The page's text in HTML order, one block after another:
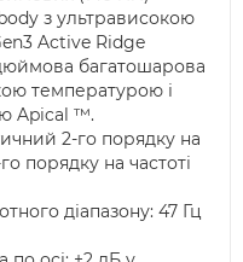
з ультрависокою
Active Ridge
багатошарова
температурою і
Apical ™.
2-го порядку на
порядку на частоті
діапазону: 47 Гц